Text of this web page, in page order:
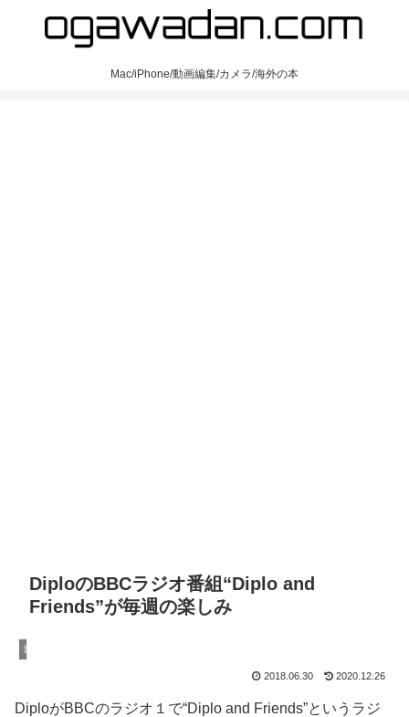
Mac/iPhone/動画編集/カメラ/海外の本
DiploのBBCラジオ番組“Diplo and
Friends”が毎週の楽しみ
音楽
2018.06.30 2020.12.26
DiploがBBCのラジオ１で“Diplo and Friends”というラジ